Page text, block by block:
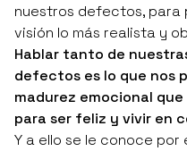
nuestros defectos, para
visión lo más realista y
Hablar tanto de
defectos es lo que nos
madurez emocional
para ser feliz y vivir en
Y a ello se le conoce por